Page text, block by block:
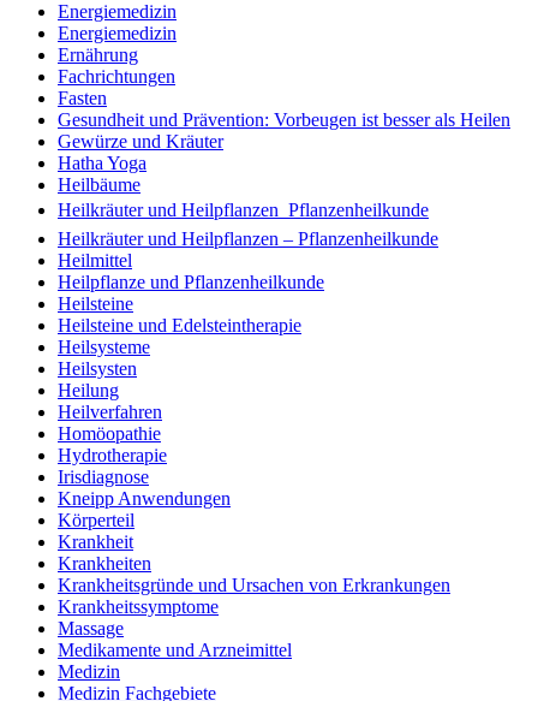
Energiemedizin
Energiemedizin
Ernährung
Fachrichtungen
Fasten
Gesundheit und Prävention: Vorbeugen ist besser als Heilen
Gewürze und Kräuter
Hatha Yoga
Heilbäume
Heilkräuter und Heilpflanzen  Pflanzenheilkunde
Heilkräuter und Heilpflanzen – Pflanzenheilkunde
Heilmittel
Heilpflanze und Pflanzenheilkunde
Heilsteine
Heilsteine und Edelsteintherapie
Heilsysteme
Heilsysten
Heilung
Heilverfahren
Homöopathie
Hydrotherapie
Irisdiagnose
Kneipp Anwendungen
Körperteil
Krankheit
Krankheiten
Krankheitsgründe und Ursachen von Erkrankungen
Krankheitssymptome
Massage
Medikamente und Arzneimittel
Medizin
Medizin Fachgebiete